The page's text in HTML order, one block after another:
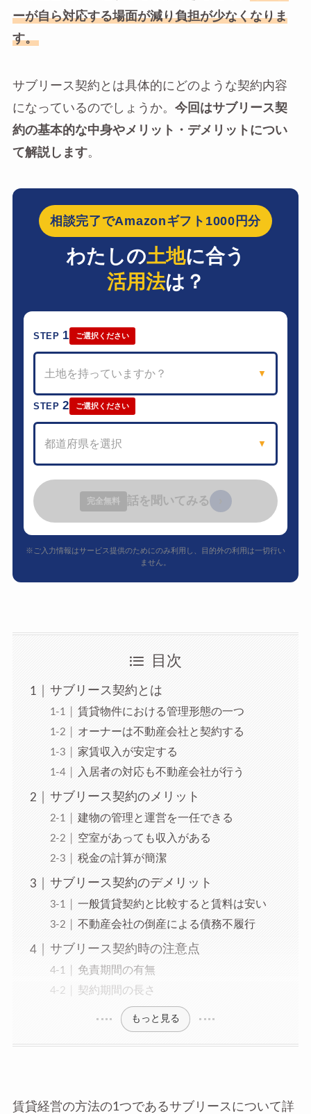
ーが自ら対応する場面が減り負担が少なくなりま
す。
サブリース契約とは具体的にどのような契約内容
になっているのでしょうか。 今回はサブリース契
約の基本的な中身やメリット・デメリットについ
て解説します。
相談完了でAmazonギフト1000円分
わたしの土地に合う
活用法は？
STEP 1 ご選択ください
土地を持っていますか？ ▼
STEP2 ご選択ください
都道府県を選択 ▼
完全無料 話を聞いてみる
※ご入力情報はサービス提供のためにのみ利用し、目的外の利用は一切行い
ません。
目次
サブリース契約とは
賃貸物件における管理形態の一つ
オーナーは不動産会社と契約する
家賃収入が安定する
入居者の対応も不動産会社が行う
サブリース契約のメリット
建物の管理と運営を一任できる
空室があっても収入がある
税金の計算が簡潔
サブリース契約のデメリット
一般賃貸契約と比較すると賃料は安い
不動産会社の倒産による債務不履行
サブリース契約時の注意点
免責期間の有無
契約期間の長さ
もっと見る
賃貸経営の方法の1つであるサブリースについて詳